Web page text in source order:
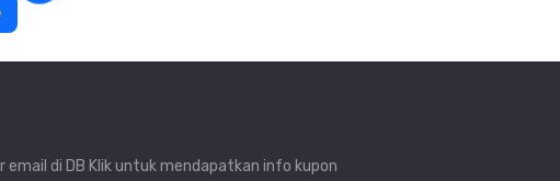
email di DB Klik untuk mendapatkan info kupon